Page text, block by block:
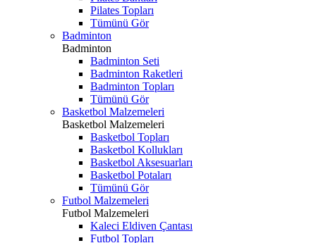
Pilates Topları
Tümünü Gör
Badminton
Badminton
Badminton Seti
Badminton Raketleri
Badminton Topları
Tümünü Gör
Basketbol Malzemeleri
Basketbol Malzemeleri
Basketbol Topları
Basketbol Kollukları
Basketbol Aksesuarları
Basketbol Potaları
Tümünü Gör
Futbol Malzemeleri
Futbol Malzemeleri
Kaleci Eldiven Çantası
Futbol Topları